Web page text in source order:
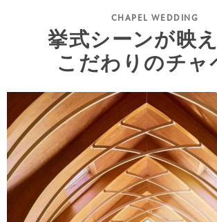
挙式シーンが映え
こだわりのチャ